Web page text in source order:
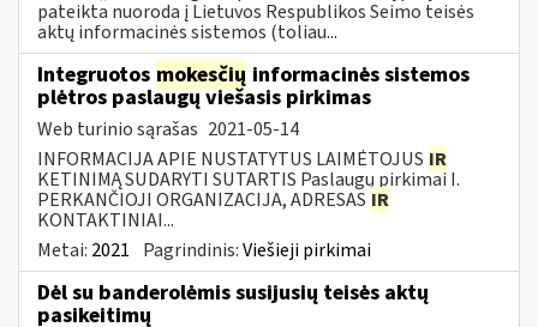
pateikta nuoroda į Lietuvos Respublikos Seimo teisės
aktų informacinės sistemos (toliau...
Integruotos mokesčių informacinės sistemos
plėtros paslaugų viešasis pirkimas
Web turinio sąrašas 2021-05-14
INFORMACIJA APIE NUSTATYTUS LAIMĖTOJUS IR
KETINIMĄ SUDARYTI SUTARTIS Paslaugų pirkimai I.
PERKANČIOJI ORGANIZACIJA, ADRESAS IR
KONTAKTINIAI...
Metai: 2021 Pagrindinis:Viešieji pirkimai
Dėl su banderolėmis susijusių teisės aktų
pasikeitimų